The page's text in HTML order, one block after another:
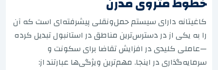
کاغیتانه دارای سیستم حمل‌ونقلی پیشرفته‌ای است که آن
را به یکی از در دسترس‌ترین مناطق در استانبول تبدیل کرده
—عاملی کلیدی در افزایش تقاضا برای سکونت و
سرمایه‌گذاری در اینجا. مهم‌ترین ویژگی‌ها عبارتند از: